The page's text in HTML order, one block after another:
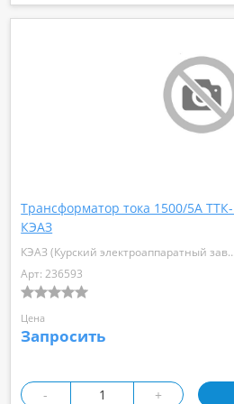
Трансформатор тока 1500/5А
КЭАЗ
КЭАЗ (Курский
Арт: 236593
Цена
Запросить
- +